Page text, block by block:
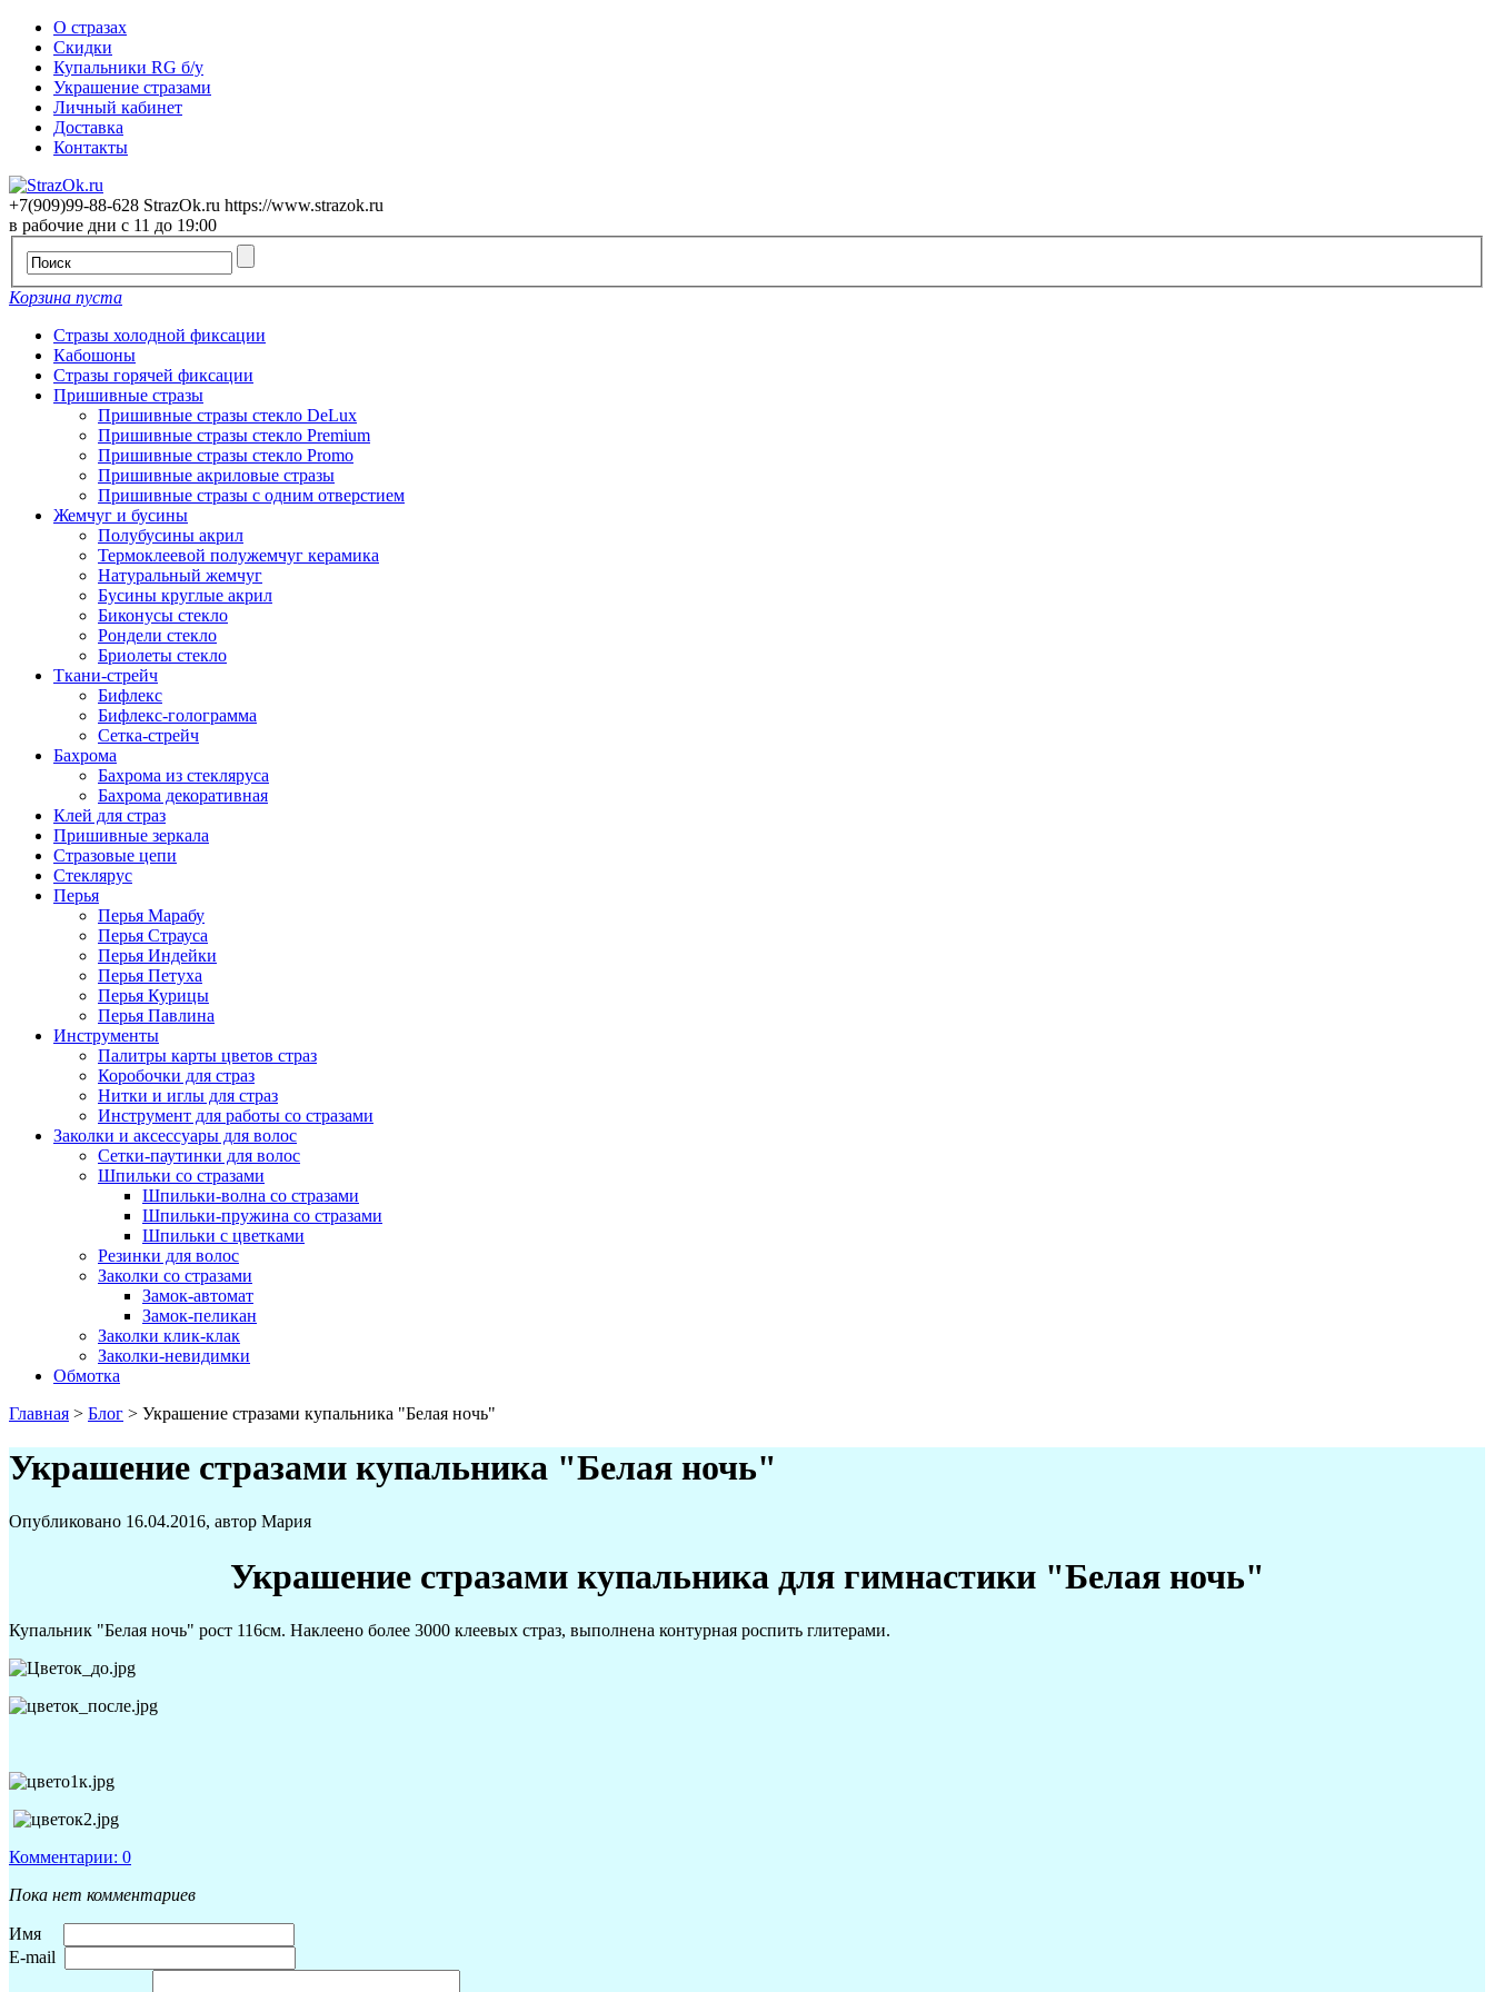
О стразах
Скидки
Купальники RG б/у
Украшение стразами
Личный кабинет
Доставка
Контакты
+7(909)99-88-628 StrazOk.ru https://www.strazok.ru
в рабочие дни с 11 до 19:00
Корзина пуста
Стразы холодной фиксации
Кабошоны
Стразы горячей фиксации
Пришивные стразы
Пришивные стразы стекло DeLux
Пришивные стразы стекло Premium
Пришивные стразы стекло Promo
Пришивные акриловые стразы
Пришивные стразы с одним отверстием
Жемчуг и бусины
Полубусины акрил
Термоклеевой полужемчуг керамика
Натуральный жемчуг
Бусины круглые акрил
Биконусы стекло
Рондели стекло
Бриолеты стекло
Ткани-стрейч
Бифлекс
Бифлекс-голограмма
Сетка-стрейч
Бахрома
Бахрома из стекляруса
Бахрома декоративная
Клей для страз
Пришивные зеркала
Cтразовые цепи
Стеклярус
Перья
Перья Марабу
Перья Страуса
Перья Индейки
Перья Петуха
Перья Курицы
Перья Павлина
Инструменты
Палитры карты цветов страз
Коробочки для страз
Нитки и иглы для страз
Инструмент для работы со стразами
Заколки и аксессуары для волос
Сетки-паутинки для волос
Шпильки со стразами
Шпильки-волна со стразами
Шпильки-пружина со стразами
Шпильки с цветками
Резинки для волос
Заколки со стразами
Замок-автомат
Замок-пеликан
Заколки клик-клак
Заколки-невидимки
Обмотка
Главная > Блог > Украшение стразами купальника "Белая ночь"
Украшение стразами купальника "Белая ночь"
Опубликовано 16.04.2016, автор Мария
Украшение стразами купальника для гимнастики "Белая ночь"
Купальник "Белая ночь" рост 116см. Наклеено более 3000 клеевых страз, выполнена контурная роспить глитерами.
Комментарии: 0
Пока нет комментариев
Имя
E-mail